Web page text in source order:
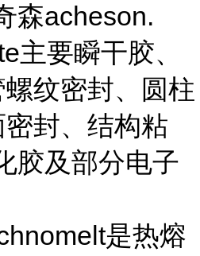
森acheson.
主要瞬干胶、
纹密封、圆柱
封、结构粘
胶及部分电子
是热熔